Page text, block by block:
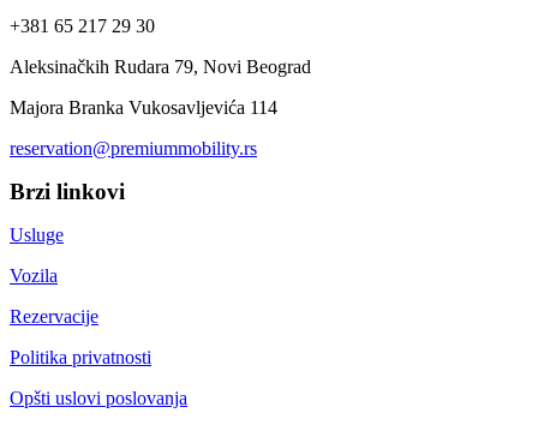
+381 65 217 29 30
Aleksinačkih Rudara 79, Novi Beograd
Majora Branka Vukosavljevića 114
reservation@premiummobility.rs
Brzi linkovi
Usluge
Vozila
Rezervacije
Politika privatnosti
Opšti uslovi poslovanja